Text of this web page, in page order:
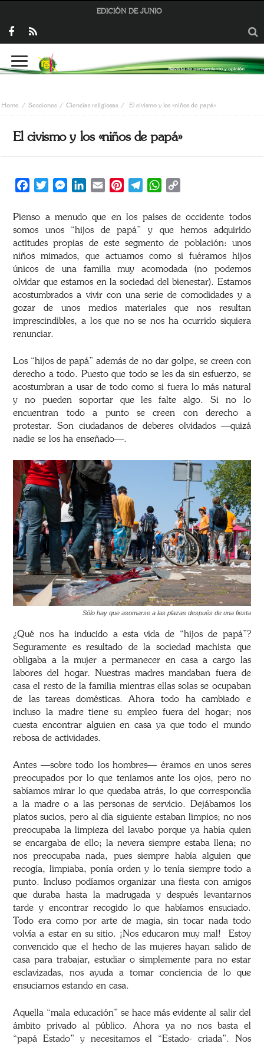
EDICIÓN DE JUNIO
Home Secciones Ciencias religiosas El civismo y los «niños de papá»
El civismo y los «niños de papá»
FacebookTwitterMessengerLinkedIn
Email PinterestTelegramWhatsApp
Pienso a menudo que en los países de occidente todos
somos unos “hijos de papá” y que hemos adquirido
actitudes propias de este segmento de población: unos
niños mimados, que actuamos como si fuéramos hijos
únicos de una familia muy acomodada (no podemos
olvidar que estamos en la sociedad del bienestar). Estamos
acostumbrados a vivir con una serie de comodidades y a
gozar de unos medios materiales que nos resultan
imprescindibles, a los que no se nos ha ocurrido siquiera
renunciar.
Los “hijos de papá” además de no dar golpe, se creen con
derecho a todo. Puesto que todo se les da sin esfuerzo, se
acostumbran a usar de todo como si fuera lo más natural
y no pueden soportar que les falte algo. Si no lo
encuentran todo a punto se creen con derecho a
protestar. Son ciudadanos de deberes olvidados —quizá
nadie se los ha enseñado—.
Sólo hay que asomarse a las plazas después de una fiesta
¿Qué nos ha inducido a esta vida de “hijos de papá”?
Seguramente es resultado de la sociedad machista que
obligaba a la mujer a permanecer en casa a cargo las
labores del hogar. Nuestras madres mandaban fuera de
casa el resto de la familia mientras ellas solas se ocupaban
de las tareas domésticas. Ahora todo ha cambiado e
incluso la madre tiene su empleo fuera del hogar; nos
cuesta encontrar alguien en casa ya que todo el mundo
rebosa de actividades.
Antes —sobre todo los hombres— éramos en unos seres
preocupados por lo que teníamos ante los ojos, pero no
sabíamos mirar lo que quedaba atrás, lo que correspondía
a la madre o a las personas de servicio. Dejábamos los
platos sucios, pero al día siguiente estaban limpios; no nos
preocupaba la limpieza del lavabo porque ya había quien
se encargaba de ello; la nevera siempre estaba llena; no
nos preocupaba nada, pues siempre había alguien que
recogía, limpiaba, ponía orden y lo tenía siempre todo a
punto. Incluso podíamos organizar una fiesta con amigos
que duraba hasta la madrugada y después levantarnos
tarde y encontrar recogido lo que habíamos ensuciado.
Todo era como por arte de magia, sin tocar nada todo
volvía a estar en su sitio. ¡Nos educaron muy mal!
Estoy
convencido que el hecho de las mujeres hayan salido de
casa para trabajar, estudiar o simplemente para no estar
esclavizadas, nos ayuda a tomar conciencia de lo que
ensuciamos estando en casa.
Aquella “mala educación” se hace más evidente al salir del
ámbito privado al público. Ahora ya no nos basta el
“papá Estado” y necesitamos el “Estado- criada”. Nos